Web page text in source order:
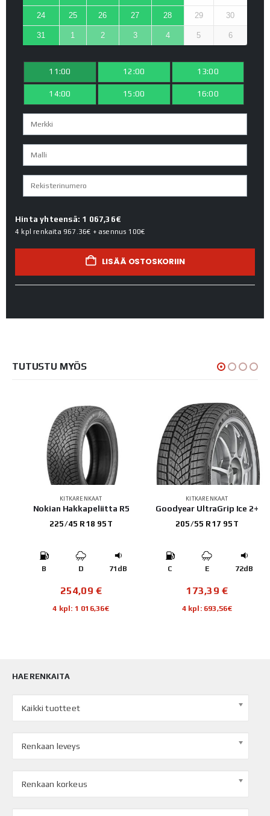
24 25 26 27 28 29 30
31 1 2 3 4 5 6
11:00 12:00 13:00
14:00 15:00 16:00
Hinta yhteensä: 1 067,36€
4 kpl renkaita 967.36€ + asennus 100€
LISÄÄ OSTOSKORIIN
TUTUSTU MYÖS
KITKARENKAAT
Nokian Hakkapeliitta R5
225/45 R18 95T
B D 71dB
254,09€
4 kpl: 1 016,36€
KITKARENKAAT
Goodyear UltraGrip Ice 2+
205/55 R17 95T
C E 72dB
173,39€
4 kpl: 693,56€
HAE RENKAITA
Kaikki tuotteet
Renkaan leveys
Renkaan korkeus